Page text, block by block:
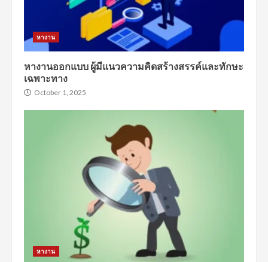
หางาน
หางานออกแบบ ผู้มีแนวความคิดสร้างสรรค์และทักษะ
เฉพาะทาง
October 1, 2025
หางาน